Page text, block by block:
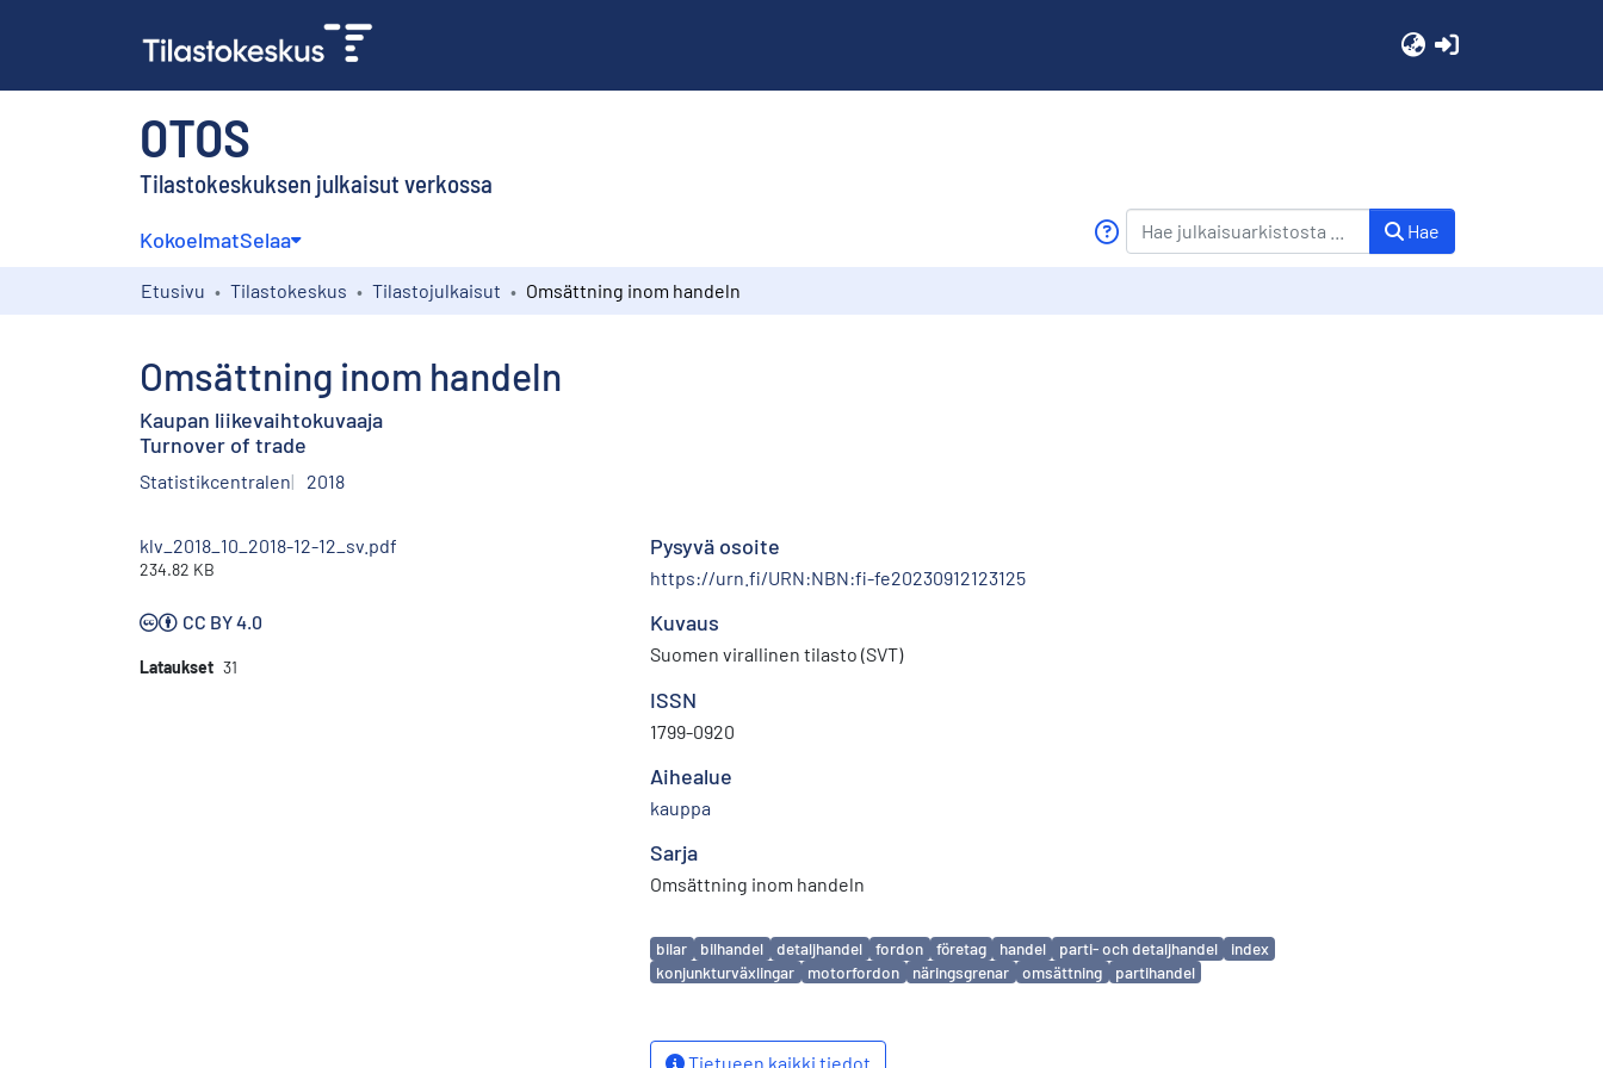
OTOS
Tilastokeskuksen julkaisut verkossa
KokoelmatSelaa Hae
Etusivu Tilastokeskus Tilastojulkaisut Omsättning inom handeln
Omsättning inom handeln
Kaupan liikevaihtokuvaaja
Turnover of trade
Statistikcentralen 2018
klv_2018_10_2018-12-12_sv.pdf
234.82 KB
CC BY 4.0
Lataukset 31
Pysyvä osoite
https://urn.fi/URN:NBN:fi-fe20230912123125
Kuvaus
Suomen virallinen tilasto (SVT)
ISSN
1799-0920
Aihealue
kauppa
Sarja
Omsättning inom handeln
Avainsanat
bilar bilhandel detaljhandel fordon företag handel parti- och detaljhandel
index
konjunkturväxlingar
motorfordon näringsgrenar omsättning partihandel
Tietueen kaikki tiedot